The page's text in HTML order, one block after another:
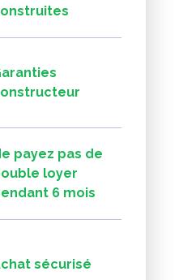
payez pas de
loyer
6 mois
sécurisé